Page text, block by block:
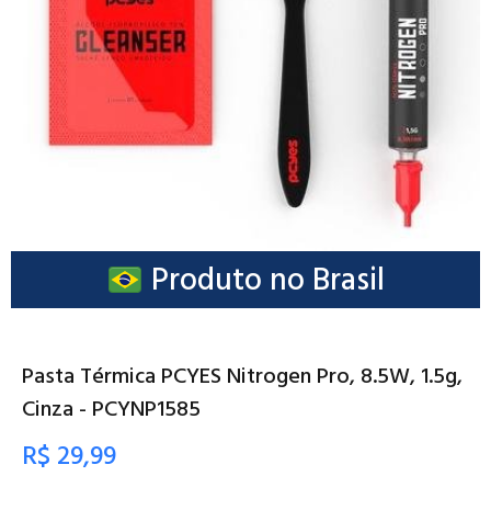
Produto no Brasil
Pasta Térmica PCYES Nitrogen Pro, 8.5W, 1.5g,
Cinza - PCYNP1585
R$ 29,99